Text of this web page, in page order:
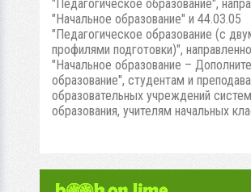
"Педагогическое образование",
"Начальное образование" и 44.03.05
"Педагогическое образование (с
профилями подготовки)",
"Начальное образование –
образование", студентам и
образовательных учреждений
образования, учителям начальных